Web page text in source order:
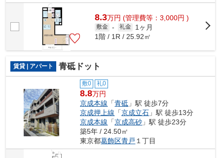
8.3万円 (管理費等：3,000円 )
敷金 - 礼金
1ヶ月
1階 / 1R / 25.92㎡
賃貸 | アパート 青砥ドット
敷0 礼0
8.8万円
京成本線 「青砥 」駅 徒歩7分
京成押上線 「京成立石 」駅 徒歩13分
京成本線 「京成高砂 」駅 徒歩23分
築5年 / 24.50㎡
東京都葛飾区青戸 １丁目